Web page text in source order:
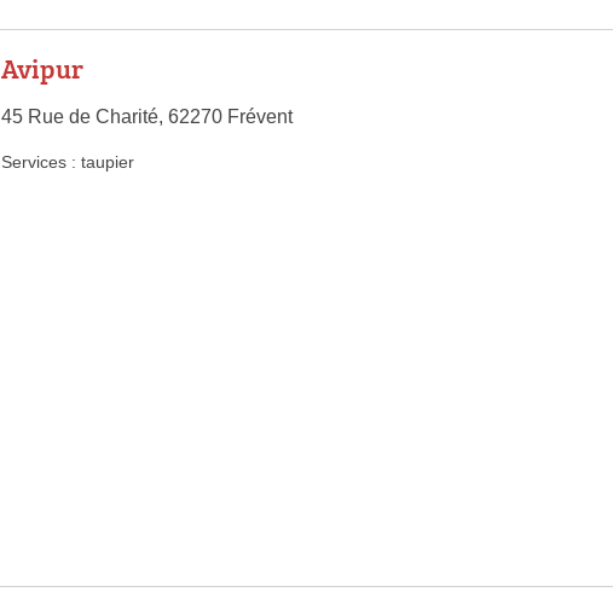
Avipur
45 Rue de Charité, 62270 Frévent
Services : taupier